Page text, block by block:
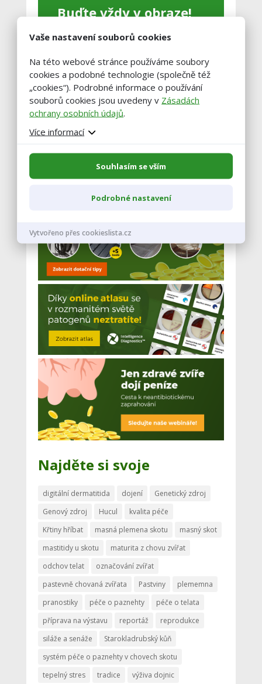
Buďte vždy v obraze!
Zadejte váš email a my vám občas
článků.
Najděte si svoje
digitální dermatitida dojení
Genetický zdroj
Genový zdroj
Hucul
kvalita péče
Křtiny hříbat
masná plemena skotu
masný skot
mastitidy u skotu
maturita z chovu zvířat
odchov telat
označování zvířat
pastevně chovaná zvířata
Pastviny
plememna
pranostiky
péče o paznehty
péče o telata
příprava na výstavu
reportáž
reprodukce
siláže a senáže
Starokladrubský kůň
systém péče o paznehty v chovech skotu
tepelný stres
tradice výživa dojnic
Vaše nastavení souborů cookies
Na této webové stránce používáme soubory
cookies a podobné technologie (společně též
„cookies“). Podrobné informace o používání
souborů cookies jsou uvedeny v Zásadách
ochrany osobních údajů.
Více informací
Souhlasím se vším
Podrobné nastavení
Vytvořeno přes cookieslista.cz